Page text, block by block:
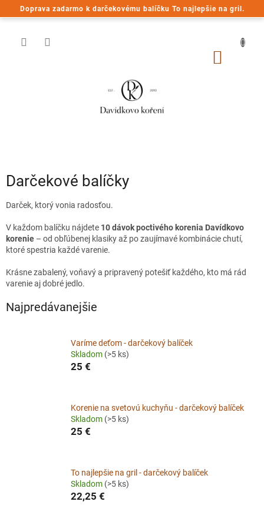
Doprava zadarmo k darčekovému balíčku To najlepšie na gril.
Prejsť
na
Darčekové balíčky
Darček, ktorý vonia radosťou.
V každom balíčku nájdete 10 dávok poctivého korenia Davídkovo
korenie – od obľúbenej klasiky až po zaujímavé kombinácie chutí,
ktoré spestria každé varenie.
Krásne zabalený, voňavý a pripravený potešiť každého, kto má rád
varenie aj dobré jedlo.
Najpredávanejšie
Varíme deťom - darčekový balíček
Skladom (>5 ks)
25 €
Korenie na svetovú kuchyňu - darčekový balíček
Skladom (>5 ks)
25 €
To najlepšie na gril - darčekový balíček
Skladom (>5 ks)
22,25 €